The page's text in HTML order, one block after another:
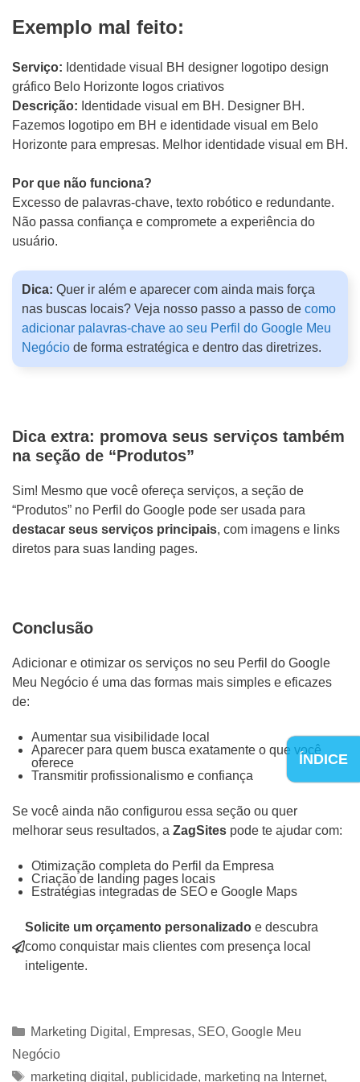
ÍNDICE
Exemplo mal feito:
Serviço: Identidade visual BH designer logotipo design
gráfico Belo Horizonte logos criativos
Descrição: Identidade visual em BH. Designer BH.
Fazemos logotipo em BH e identidade visual em Belo
Horizonte para empresas. Melhor identidade visual em BH.
Por que não funciona?
Excesso de palavras-chave, texto robótico e redundante.
Não passa confiança e compromete a experiência do
usuário.
Dica: Quer ir além e aparecer com ainda mais força
nas buscas locais? Veja nosso passo a passo de como
adicionar palavras-chave ao seu Perfil do Google Meu
Negócio de forma estratégica e dentro das diretrizes.
Dica extra: promova seus serviços também
na seção de “Produtos”
Sim! Mesmo que você ofereça serviços, a seção de
“Produtos” no Perfil do Google pode ser usada para
destacar seus serviços principais, com imagens e links
diretos para suas landing pages.
Conclusão
Adicionar e otimizar os serviços no seu Perfil do Google
Meu Negócio é uma das formas mais simples e eficazes
de:
Aumentar sua visibilidade local
Aparecer para quem busca exatamente o que você
oferece
Transmitir profissionalismo e confiança
Se você ainda não configurou essa seção ou quer
melhorar seus resultados, a ZagSites pode te ajudar com:
Otimização completa do Perfil da Empresa
Criação de landing pages locais
Estratégias integradas de SEO e Google Maps
Solicite um orçamento personalizado e descubra
como conquistar mais clientes com presença local
inteligente.
Categorias
Marketing Digital , Empresas, SEO, Google Meu
Negócio
Tags
marketing digital , publicidade, marketing na Internet,